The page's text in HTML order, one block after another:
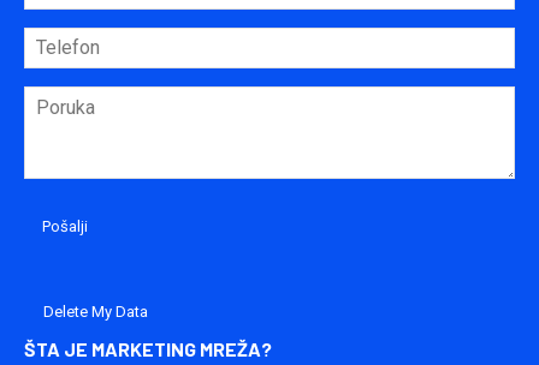
Delete My Data
ŠTA JE MARKETING MREŽA?